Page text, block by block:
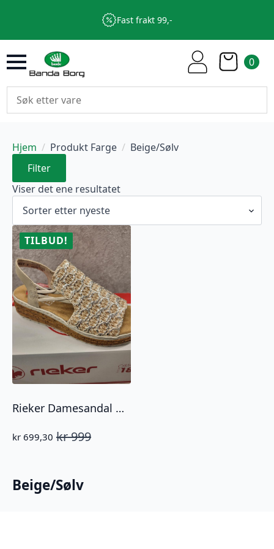
Fast frakt 99,-
0
Hjem Produkt Farge
Beige/Sølv
Filter
Viser det ene resultatet
TILBUD!
Rieker Damesandal Beige med Sølv
kr999
Opprinnelig
kr 699,30
Nåværende
Beige/Sølv